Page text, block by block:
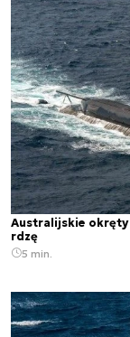
Australijskie
rdzę
5 min.